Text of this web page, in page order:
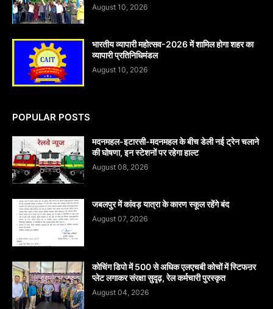
August 10, 2026
भारतीय व्यापारी महोत्सव-2026 में शामिल होगा शहर का
व्यापारी प्रतिनिधिमंडल
August 10, 2026
POPULAR POSTS
मदनमहल-इटारसी-मदनमहल के बीच डेली नई ट्रेन चलाने
की घोषणा, इन स्टेशनों पर रहेगा हाल्ट
August 08, 2026
जबलपुर में कांवड़ यात्रा के कारण स्कूल रहेंगे बंद
August 07, 2026
कोचिंग डिपो में 500 से अधिक एलएचबी कोचों में स्टिफऩर
प्लेट लगाकर संरक्षा सुदृढ़, रेल कर्मचारी पुरस्कृत
August 04, 2026